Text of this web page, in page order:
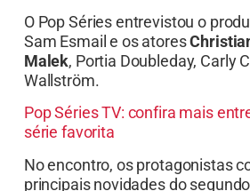
O Pop Séries entrevistou o
Sam Esmail e os atores
Malek, Portia Doubleday, Carly
Wallström.
Pop Séries TV: confira mais
série favorita
No encontro, os protagonistas
principais novidades do